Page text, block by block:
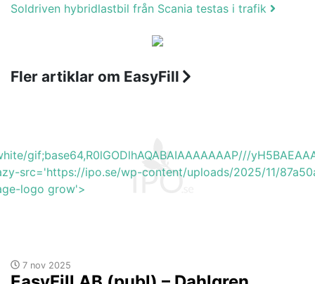
Soldriven hybridlastbil från Scania testas i trafik
Fler artiklar om EasyFill
gif;base64,R0lGODlhAQABAIAAAAAAAP///
src='https://ipo.se/wp-content/uploads/2025/11/
logo grow'>
7 nov 2025